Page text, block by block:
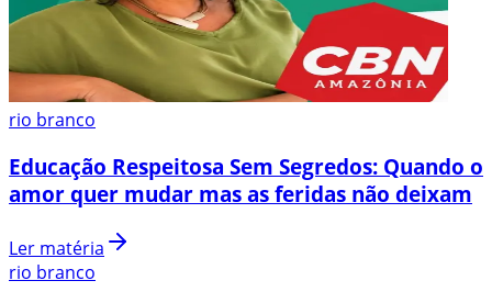
rio branco
Educação Respeitosa Sem Segredos: Quando o
amor quer mudar mas as feridas não deixam
Ler matéria
rio branco